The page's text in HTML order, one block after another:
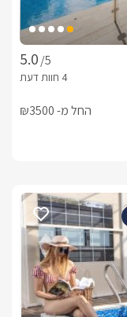
/5
החל מ- ₪3500